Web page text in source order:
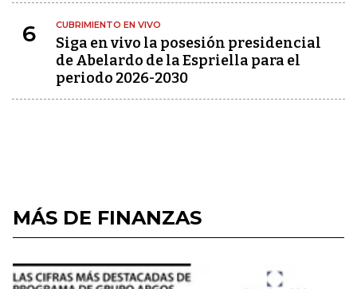
6 CUBRIMIENTO EN VIVO
Siga en vivo la posesión presidencial
de Abelardo de la Espriella para el
periodo 2026-2030
MÁS DE FINANZAS